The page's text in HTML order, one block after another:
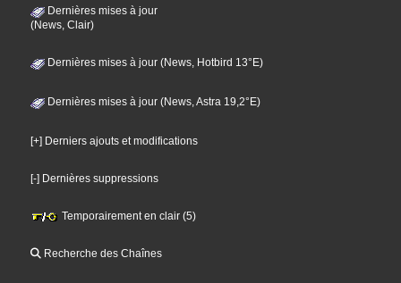
Dernières mises à jour
(News, Clair)
Dernières mises à jour (News, Hotbird 13°E)
Dernières mises à jour (News, Astra 19,2°E)
[+] Derniers ajouts et modifications
[-] Dernières suppressions
Temporairement en clair (5)
Recherche des Chaînes